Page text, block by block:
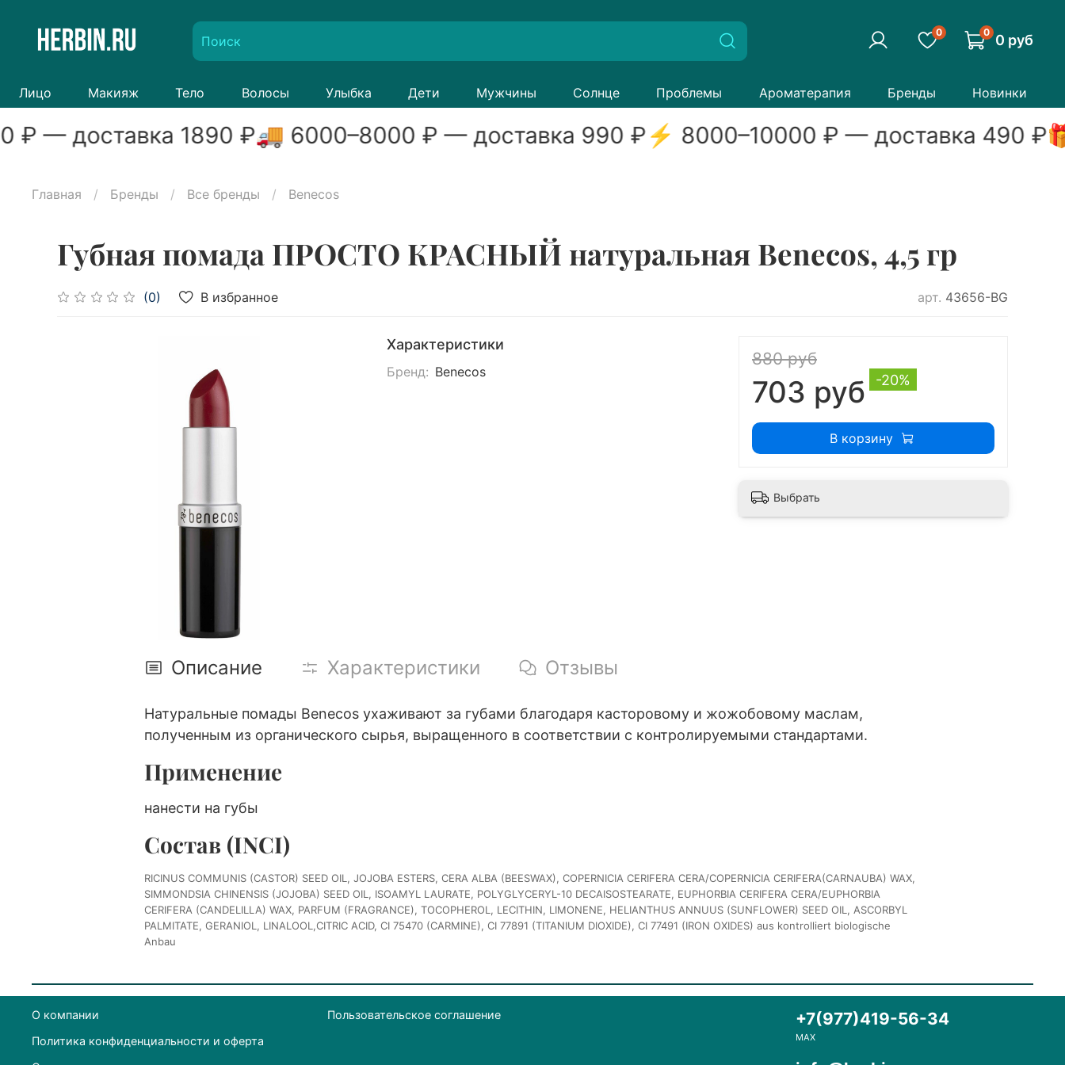
0 0 0 руб
Лицо Макияж Тело Волосы Улыбка Дети Мужчины Солнце Проблемы Ароматерапия Бренды Новинки
₽ — доставка 1890₽🚚 6000–8000₽ — доставка 990₽⚡ 8000–10000₽ — доставка 490₽
Главная Бренды Все бренды Benecos
Губная помада ПРОСТО КРАСНЫЙ натуральная Benecos, 4,5 гр
(0) В избранное арт. 43656-BG
Характеристики
Бренд: Benecos
880 руб
703 руб -20%
В корзину
Выбрать
Описание Характеристики Отзывы
Натуральные помады Benecos ухаживают за губами благодаря касторовому и жожобовому маслам,
полученным из органического сырья, выращенного в соответствии с контролируемыми стандартами.
Применение
нанести на губы
Состав (INCI)
RICINUS COMMUNIS (CASTOR) SEED OIL, JOJOBA ESTERS, CERA ALBA (BEESWAX), COPERNICIA CERIFERA CERA/COPERNICIA CERIFERA(CARNAUBA) WAX,
SIMMONDSIA CHINENSIS (JOJOBA) SEED OIL, ISOAMYL LAURATE, POLYGLYCERYL-10 DECAISOSTEARATE, EUPHORBIA CERIFERA CERA/EUPHORBIA
CERIFERA (CANDELILLA) WAX, PARFUM (FRAGRANCE), TOCOPHEROL, LECITHIN, LIMONENE, HELIANTHUS ANNUUS (SUNFLOWER) SEED OIL, ASCORBYL
PALMITATE, GERANIOL, LINALOOL,CITRIC ACID, CI 75470 (CARMINE), CI 77891 (TITANIUM DIOXIDE), CI 77491 (IRON OXIDES) aus kontrolliert biologische
Anbau
О компании
Политика конфиденциальности и оферта
Пользовательское соглашение +7(977)419-56-34
MAX